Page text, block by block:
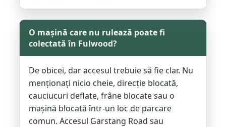
O mașină care nu rulează poate fi
colectată în Fulwood?
De obicei, dar accesul trebuie să fie clar. Nu
menționați nicio cheie, direcție blocată,
cauciucuri deflate, frâne blocate sau o
mașină blocată într-un loc de parcare
comun. Accesul Garstang Road sau